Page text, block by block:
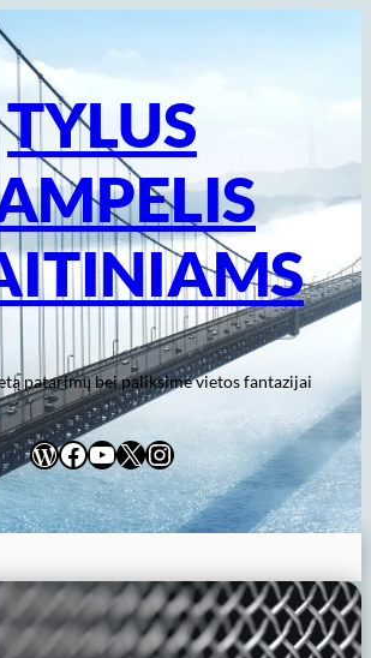
TYLUS
patarimų bei paliksime vietos fantazijai
WordPress
Facebook
YouTube
X Instagram